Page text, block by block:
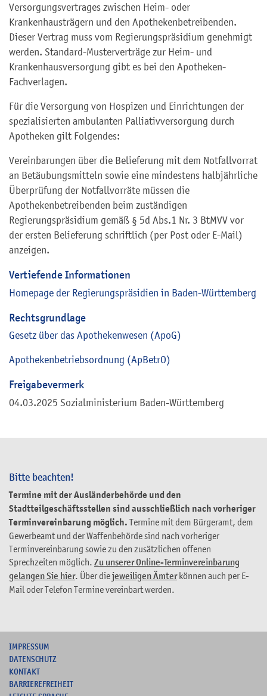
Bitte beachten!
Termine mit der Ausländerbehörde und den
Stadtteilgeschäftsstellen sind ausschließlich nach vorheriger
Terminvereinbarung möglich. Termine mit dem Bürgeramt, dem
Gewerbeamt und der Waffenbehörde sind nach vorheriger
Terminvereinbarung sowie zu den zusätzlichen offenen
Sprechzeiten möglich. Zu unserer Online-Terminvereinbarung
gelangen Sie hier. Über diejeweiligen Ämterkönnen auch per E-
Mail oder Telefon Termine vereinbart werden.
Versorgungsvertrages zwischen Heim- oder
Krankenhausträgern und den Apothekenbetreibenden.
Dieser Vertrag muss vom Regierungspräsidium genehmigt
werden. Standard-Musterverträge zur Heim- und
Krankenhausversorgung gibt es bei den Apotheken-
Fachverlagen.
Für die Versorgung von Hospizen und Einrichtungen der
spezialisierten ambulanten Palliativversorgung durch
Apotheken gilt Folgendes:
Vereinbarungen über die Belieferung mit dem Notfallvorrat
an Betäubungsmitteln sowie eine mindestens halbjährliche
Überprüfung der Notfallvorräte müssen die
Apothekenbetreibenden beim zuständigen
Regierungspräsidium gemäß § 5d Abs.1 Nr. 3 BtMVV vor
der ersten Belieferung schriftlich (per Post oder E-Mail)
anzeigen.
Vertiefende Informationen
Homepage der Regierungspräsidien in Baden-Württemberg
Rechtsgrundlage
Gesetz über das Apothekenwesen (ApoG)
Apothekenbetriebsordnung (ApBetrO)
Freigabevermerk
04.03.2025 Sozialministerium Baden-Württemberg
IMPRESSUM
DATENSCHUTZ
KONTAKT
BARRIEREFREIHEIT